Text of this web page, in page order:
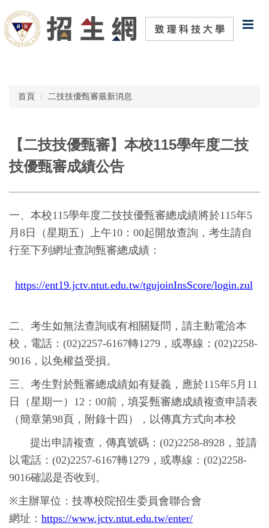
到
主
要
首頁 二技技優甄審最新消息
【二技技優甄審】本校115學年度二技
技優甄審成績公告
一、本校115學年度二技技優甄審總成績將於115年5
月 8日（星期五）上午10 ： 00起開放查詢，考生請自
行至下列網址查詢甄審總成績：
https://ent19.jctv.ntut.edu.tw/tgujoinInsScore/login.zul
二、考生如無法查詢或有相關疑問，請主動電洽本
校，電話： (02)2257-6167轉1279 ，或專線： (02)2258-
9016 ，以免權益受損。
三、考生對於甄審總成績如有疑義，應於115年5 月 11
日（星期一） 12 ： 00前，填妥甄審總成績複查申請表
（簡章第98頁，附錄十四），以傳真方式向本校
提出申請複查，傳真號碼： (02)2258-8928 ，並請
以電話： (02)2257-6167轉1279 ，或專線： (02)2258-
9016確認是否收到。
※主辦單位：技專校院招生委員會聯合會
網址： https://www.jctv.ntut.edu.tw/enter/